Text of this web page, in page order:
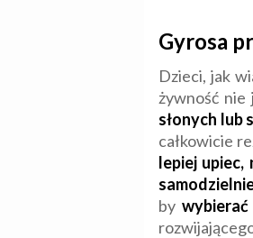
Gyrosa
Dzieci, jak
żywność nie
słonych lub
całkowicie
lepiej upiec,
by